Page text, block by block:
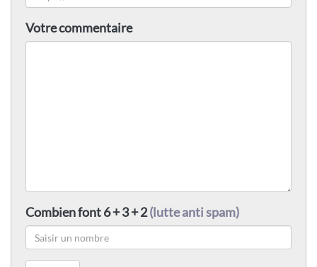
Votre commentaire
Combien font 6 + 3 + 2(lutte anti spam)